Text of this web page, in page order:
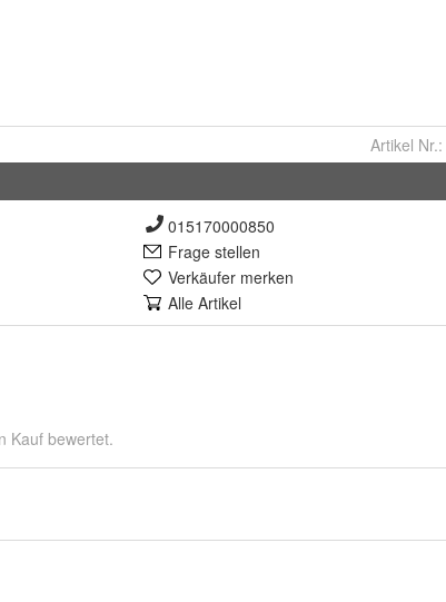
Artikel Nr.:
015170000850
Frage stellen
Verkäufer merken
Alle Artikel
Kauf bewertet.